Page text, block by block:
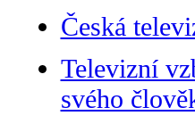
Česká
Televizní
svého